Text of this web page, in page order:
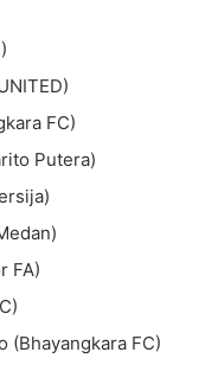
FC)
Putera)
FA)
(Bhayangkara FC)